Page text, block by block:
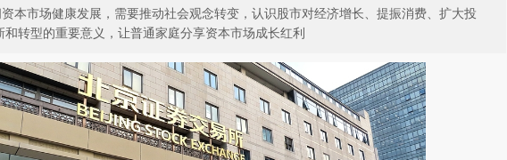
资本市场健康发展，需要推动社会观念转变，认识股市对经济增长、提振消费、扩大投
和转型的重要意义，让普通家庭分享资本市场成长红利